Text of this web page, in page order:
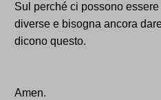
Sul perché ci possono
diverse e bisogna ancora
dicono questo.
Amen.